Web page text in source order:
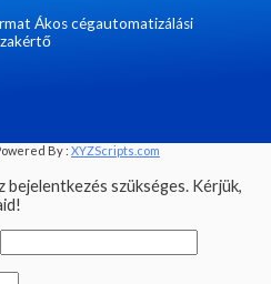
Ákos cégautomatizálási
By : XYZScripts.com
szükséges. Kérjük,